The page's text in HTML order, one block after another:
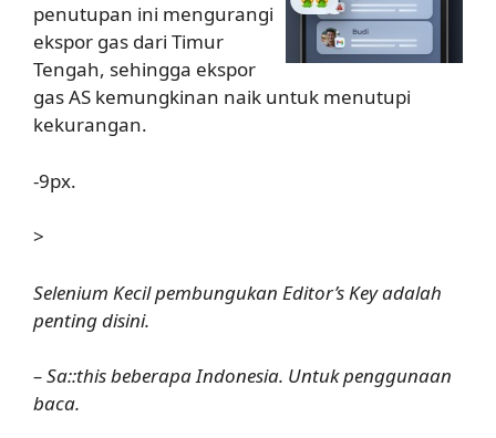
penutupan ini mengurangi
ekspor gas dari Timur
Tengah, sehingga ekspor
gas AS kemungkinan naik untuk menutupi
kekurangan.
-9px.
>
Selenium Kecil pembungukan Editor’s Key adalah
penting disini.
– Sa::this beberapa Indonesia. Untuk penggunaan
baca.